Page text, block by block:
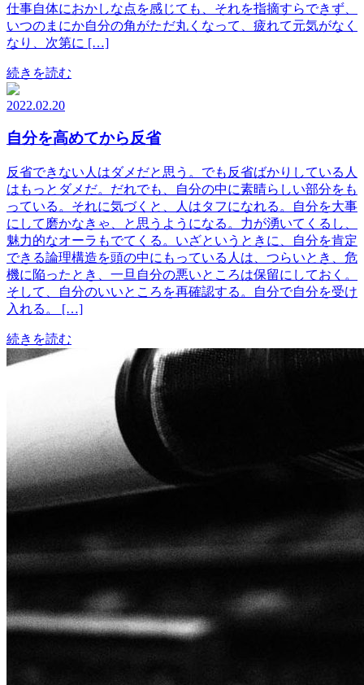
仕事自体におかしな点を感じても、それを指摘すらできず、
いつのまにか自分の角がただ丸くなって、疲れて元気がなく
なり、次第に […]
続きを読む
2022.02.20
自分を高めてから反省
反省できない人はダメだと思う。でも反省ばかりしている人
はもっとダメだ。だれでも、自分の中に素晴らしい部分をも
っている。それに気づくと、人はタフになれる。自分を大事
にして磨かなきゃ、と思うようになる。力が湧いてくるし、
魅力的なオーラもでてくる。いざというときに、自分を肯定
できる論理構造を頭の中にもっている人は、つらいとき、危
機に陥ったとき、一旦自分の悪いところは保留にしておく。
そして、自分のいいところを再確認する。自分で自分を受け
入れる。 […]
続きを読む